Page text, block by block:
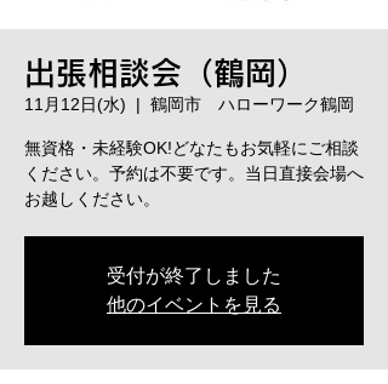
出張相談会（鶴岡）
11月12日(水)
  |
鶴岡市 ハローワーク鶴岡
無資格・未経験OK!どなたもお気軽にご相談
ください。予約は不要です。当日直接会場へ
お越しください。
受付が終了しました
他のイベントを見る